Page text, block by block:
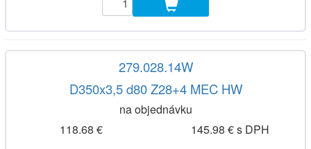
279.028.14W
D350x3,5 d80 Z28+4 MEC HW
na objednávku
118.68 €
145.98 € s DPH